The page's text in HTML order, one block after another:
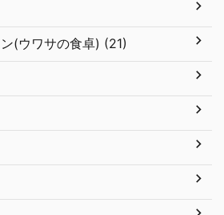
(ウワサの食卓) (21)